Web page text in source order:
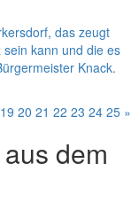
das zeugt
kann und die es
Knack.
19 20 21 22 23 24 25 »
dem